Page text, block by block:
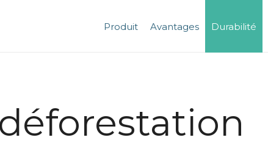
Produit Avantages Durabilité